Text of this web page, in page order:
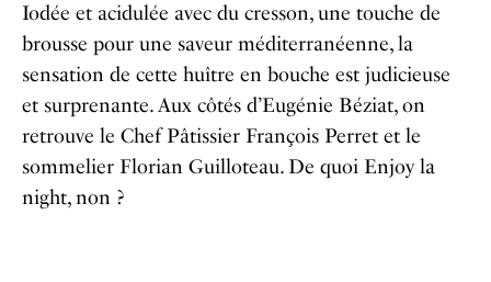
Iodée et acidulée avec du cresson, une touche de
brousse pour une saveur méditerranéenne, la
sensation de cette huître en bouche est judicieuse
et surprenante. Aux côtés d’Eugénie Béziat, on
retrouve le Chef Pâtissier François Perret et le
sommelier Florian Guilloteau. De quoi Enjoy la
night, non ?